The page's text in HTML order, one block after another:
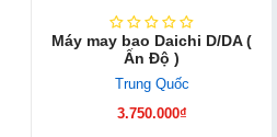
Máy may bao Daichi D/DA (
Ấn Độ )
Trung Quốc
3.750.000₫